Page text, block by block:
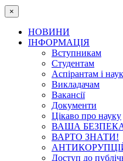
×
НОВИНИ
ІНФОРМАЦІЯ
Вступникам
Студентам
Аспірантам і
Викладачам
Вакансії
Документи
Цікаво про науку
ВАША
ВАРТО ЗНАТИ!
Доступ до